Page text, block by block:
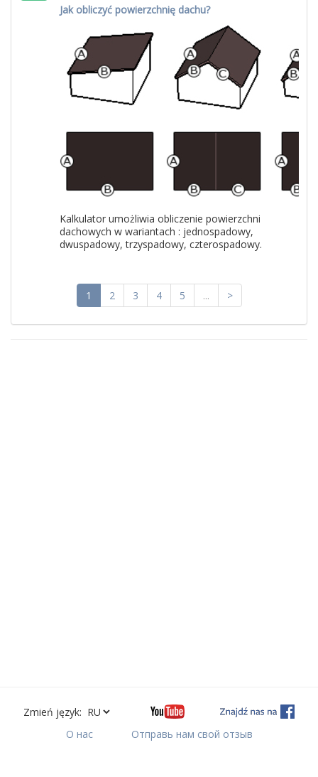
Jak obliczyć powierzchnię dachu?
Kalkulator umożliwia obliczenie powierzchni
dachowych w wariantach : jednospadowy,
dwuspadowy, trzyspadowy, czterospadowy.
1 2 3 4 5 ... >
Zmień język:
О нас
Отправь нам свой отзыв